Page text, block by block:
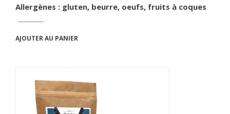
Allergènes : gluten, beurre, oeufs, fruits à coques
AJOUTER AU PANIER